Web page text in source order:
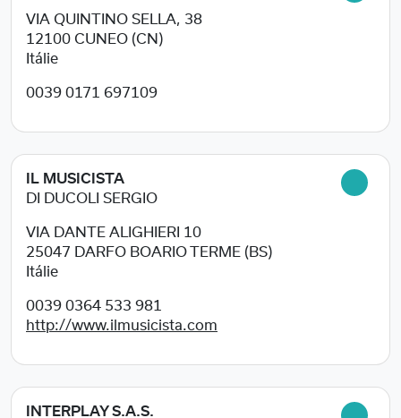
VIA QUINTINO SELLA, 38
12100 CUNEO (CN)
Itálie
0039 0171 697109
IL MUSICISTA
DI DUCOLI SERGIO
VIA DANTE ALIGHIERI 10
25047
DARFO BOARIO TERME (BS)
Itálie
0039 0364 533 981
http://www.ilmusicista.com
INTERPLAY S.A.S.